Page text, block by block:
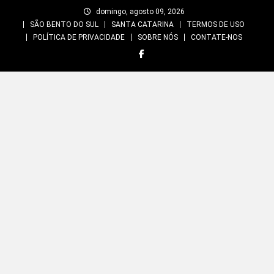
domingo, agosto 09, 2026
SÃO BENTO DO SUL
SANTA CATARINA
TERMOS DE USO
POLÍTICA DE PRIVACIDADE
SOBRE NÓS CONTATE-NOS